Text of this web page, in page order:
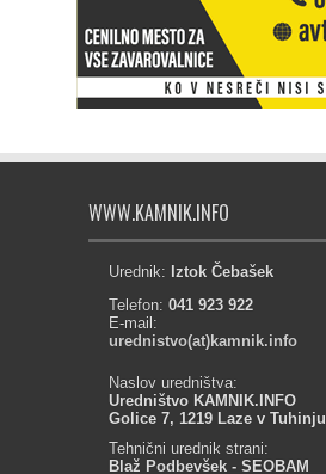
WWW.KAMNIK.INFO
Urednik: Iztok Čebašek
Telefon: 041 923 922
E-mail:
urednistvo(at)kamnik.info
Naslov uredništva:
Uredništvo KAMNIK.INFO
Golice 7, 1219 Laze v Tuhinju
Tehnični urednik strani:
Blaž Podbevšek - SEOBAM